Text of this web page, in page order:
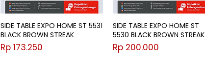
SIDE TABLE EXPO HOME ST 5531
BLACK BROWN STREAK
Harga
Rp 173.250
SIDE TABLE EXPO HOME ST
5530 BLACK BROWN STREAK
Harga
Rp 200.000